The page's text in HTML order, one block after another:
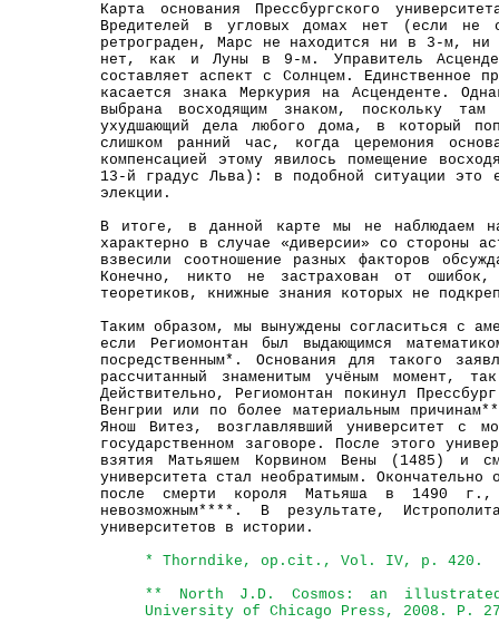
Карта основания Прессбургского
Вредителей в угловых домах нет (если не
ретрограден, Марс не находится ни в 3-м,
нет, как и Луны в 9-м. Управитель
составляет аспект с Солнцем. Единственное
касается знака Меркурия на Асценденте.
выбрана восходящим знаком, поскольку
ухудшающий дела любого дома, в который
слишком ранний час, когда церемония
компенсацией этому явилось помещение
13-й градус Льва): в подобной ситуации это
элекции.
В итоге, в данной карте мы не наблюдаем
характерно в случае «диверсии» со стороны
взвесили соотношение разных факторов
Конечно, никто не застрахован от
теоретиков, книжные знания которых не
Таким образом, мы вынуждены согласиться с
если Региомонтан был выдающимся
посредственным*. Основания для такого
рассчитанный знаменитым учёным момент,
Действительно, Региомонтан покинул
Венгрии или по более материальным
Янош Витез, возглавлявший университет с
государственном заговоре. После этого
взятия Матьяшем Корвином Вены (1485) и
университета стал необратимым.
после смерти короля Матьяша в 1490
невозможным****. В результате,
университетов в истории.
* Thorndike, op.cit., Vol. IV, p. 420.
** North J.D. Cosmos: an
University of Chicago Press, 2008. P.